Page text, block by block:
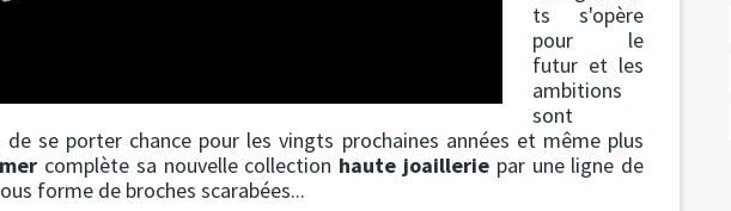
ts s'opère
pour le
futur et les
ambitions
sont
de se porter chance pour les vingts prochaines années et même plus
complète sa nouvelle collection haute joaillerie par une ligne de
forme de broches scarabées...